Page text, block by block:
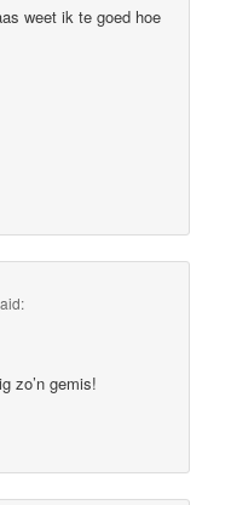
weet ik te goed hoe
zo’n gemis!